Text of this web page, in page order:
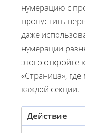
нумерацию с
пропустить
даже
нумерации
этого откройте
«Страница»,
каждой секции.
Действие